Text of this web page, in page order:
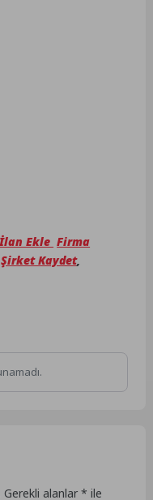
İlan Ekle Firma
Şirket Kaydet,
Gerekli alanlar* ile